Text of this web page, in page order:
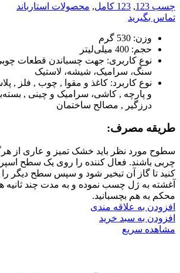
چسب 123 , 123 کامل , محصولات استارباند
تماس بگیرید
وزن: 530 گرم
حجم: 400 میلی‌لیتر
نوع کاربری: جهت چسباندن قطعات
سنگ، سرامیک، شیشه، لاستیک
نوع کاربرد: کاغذ و مقوا , چوب , فلز ,
و پارچه , کاشی، سرامیک و چینی ,
درزگیر , مصالح ساختمان
طریقه مصرف:
سطوح مورد نظر باید خشک تمیز و عاری از
چربی باشند. فعال کننده را روی یک سطح
کنید تا گاز آن تبخیر شود و سپس سطح دیگر را
آغشته به ژل چسب نموده و به مدت چند ثانیه
محکم به هم بچسبانید.
افزودن به علاقه مندی
افزودن به سبد خرید
مشاهده سریع